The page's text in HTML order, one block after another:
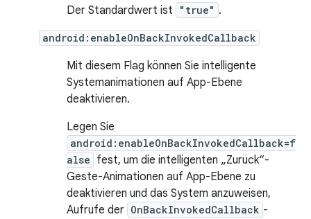
Der Standardwert ist
"true" .
android:enableOnBackInvokedCallback
Mit diesem Flag können Sie intelligente
Systemanimationen auf App-Ebene
deaktivieren.
Legen Sie
android:enableOnBackInvokedCallback=f
alse fest, um die intelligenten „Zurück“-
Geste-Animationen auf App-Ebene zu
deaktivieren und das System anzuweisen,
Aufrufe der OnBackInvokedCallback -